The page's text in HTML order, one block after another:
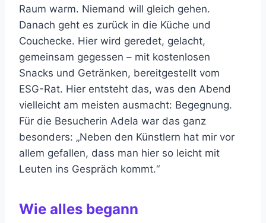
Raum warm. Niemand will gleich gehen.
Danach geht es zurück in die Küche und
Couchecke. Hier wird geredet, gelacht,
gemeinsam gegessen – mit kostenlosen
Snacks und Getränken, bereitgestellt vom
ESG-Rat. Hier entsteht das, was den Abend
vielleicht am meisten ausmacht: Begegnung.
Für die Besucherin Adela war das ganz
besonders: „Neben den Künstlern hat mir vor
allem gefallen, dass man hier so leicht mit
Leuten ins Gespräch kommt.“
Wie alles begann